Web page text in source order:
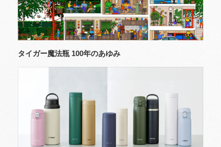
タイガー魔法瓶 100年のあゆみ